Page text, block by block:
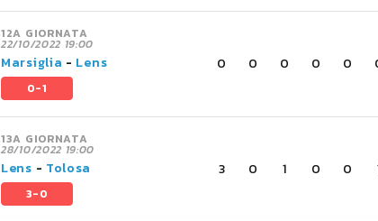
12A GIORNATA
22/10/2022 19:00
Marsiglia - Lens
0-1
0 0 0 0 0
13A GIORNATA
28/10/2022 19:00
Lens - Tolosa
3-0
3 0 1 0 0